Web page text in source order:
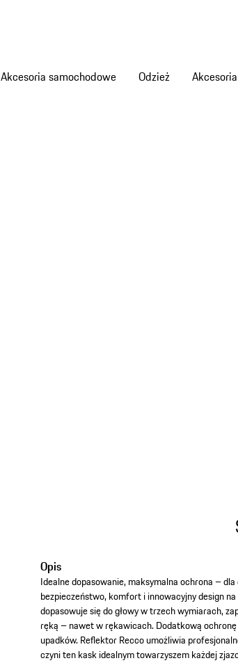
Akcesoria samochodowe Odzież Akcesoria
Opis
Idealne dopasowanie, maksymalna ochrona –
bezpieczeństwo, komfort i innowacyjny design
dopasowuje się do głowy w trzech wymiarach,
ręką – nawet w rękawicach. Dodatkową
upadków. Reflektor Recco umożliwia
czyni ten kask idealnym towarzyszem każdej